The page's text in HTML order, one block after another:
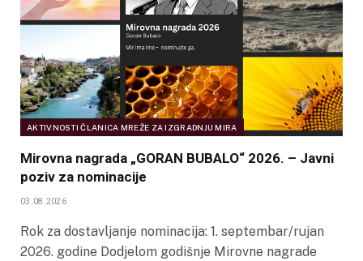
AKTIVNOSTI ČLANICA MREŽE ZA IZGRADNJU MIRA
Mirovna nagrada „GORAN BUBALO“ 2026. – Javni
poziv za nominacije
03.08.2026
Rok za dostavljanje nominacija: 1. septembar/rujan
2026. godine Dodjelom godišnje Mirovne nagrade